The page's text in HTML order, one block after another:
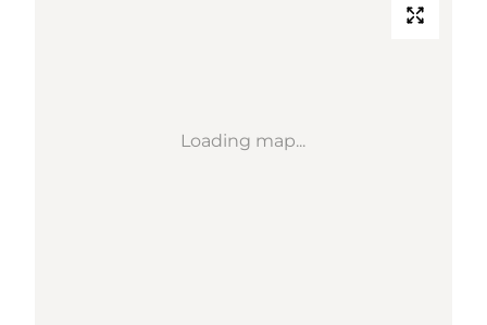
Loading map...